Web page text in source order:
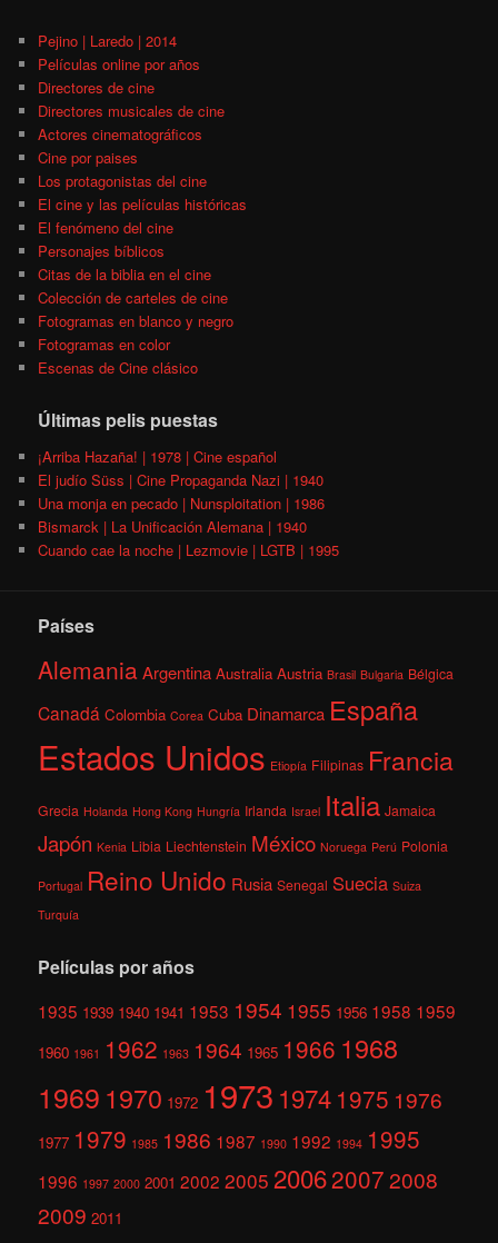
Pejino | Laredo | 2014
Películas online por años
Directores de cine
Directores musicales de cine
Actores cinematográficos
Cine por paises
Los protagonistas del cine
El cine y las películas históricas
El fenómeno del cine
Personajes bíblicos
Citas de la biblia en el cine
Colección de carteles de cine
Fotogramas en blanco y negro
Fotogramas en color
Escenas de Cine clásico
Últimas pelis puestas
¡Arriba Hazaña! | 1978 | Cine español
El judío Süss | Cine Propaganda Nazi | 1940
Una monja en pecado | Nunsploitation | 1986
Bismarck | La Unificación Alemana | 1940
Cuando cae la noche | Lezmovie | LGTB | 1995
Países
AlemaniaArgentina Australia Austria Brasil Bulgaria Bélgica
Canadá Colombia Corea Cuba Dinamarca España
Estados Unidos Etiopía Filipinas Francia
Grecia Holanda Hong Kong Hungría Irlanda Israel Italia Jamaica
Japón Kenia Libia Liechtenstein México Noruega Perú Polonia
Portugal Reino Unido Rusia Senegal Suecia Suiza
Turquía
Películas por años
1935 1939 1940 1941 1953 1954 1955 1956 1958 1959
1960 1961 1962 1963 1964 1965 1966 1968
1969 1970 1972 1973 1974 1975 1976
1977 1979 1985 1986 1987 1990 1992 1994 1995
1996 1997 2000 2001 2002 2005 200620072008
2009 2011